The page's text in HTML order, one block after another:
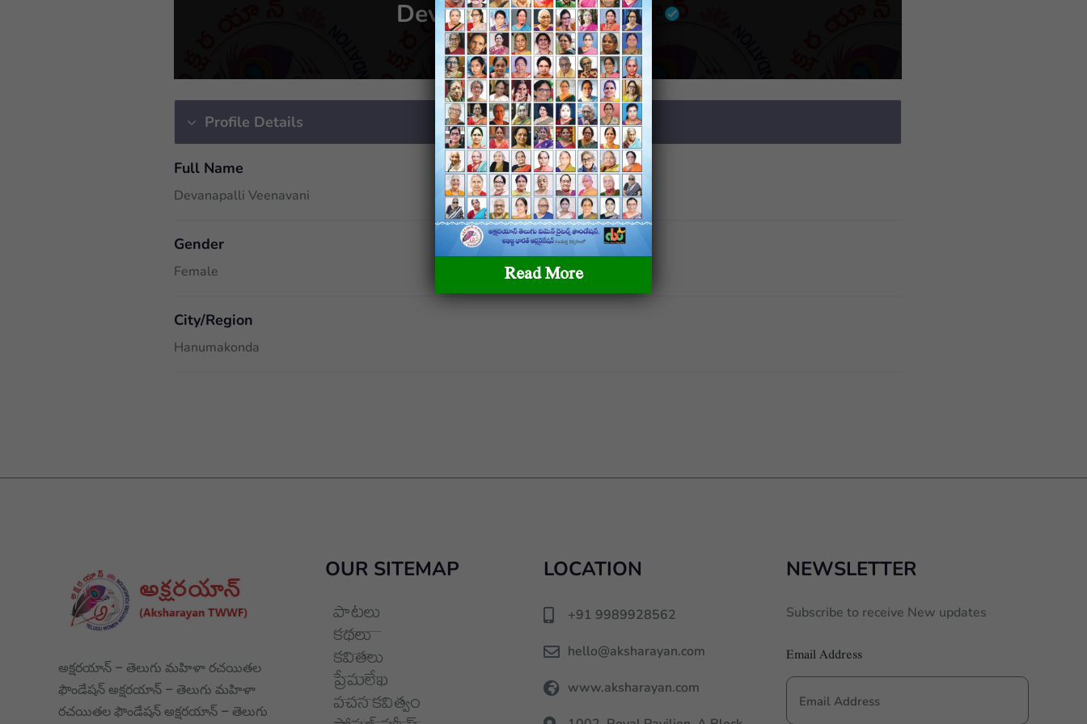
Devanapalli Veenavani
Profile Details
Full Name
Devanapalli Veenavani
Gender
Female
City/Region
Hanumakonda
అక్షరయాన్ – తెలుగు మహిళా రచయితల
ఫౌండేషన్ అక్షరయాన్ – తెలుగు మహిళా
రచయితల ఫౌండేషన్ అక్షరయాన్ – తెలుగు
OUR SITEMAP
పాటలు
కథలు
కవితలు
ప్రేమలేఖ
వచన కవిత్వం
LOCATION
+91 9989928562
hello@aksharayan.com
www.aksharayan.com
NEWSLETTER
Subscribe to receive New updates
Email Address
Read More